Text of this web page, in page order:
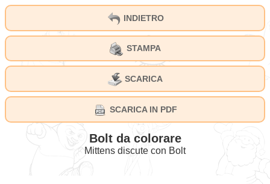
INDIETRO
STAMPA
SCARICA
SCARICA IN PDF
Bolt da colorare
Mittens discute con Bolt